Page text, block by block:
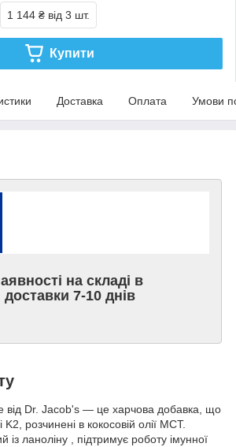
1 144 ₴ від 3 шт.
Купити
Доставка Оплата Умови
на складі в
7-10 днів
від Dr. Jacob's — це харчова добавка, що
K2, розчинені в кокосовій олії MСТ.
із ланоліну , підтримує роботу імунної